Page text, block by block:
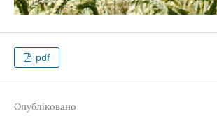
pdf
Опубліковано